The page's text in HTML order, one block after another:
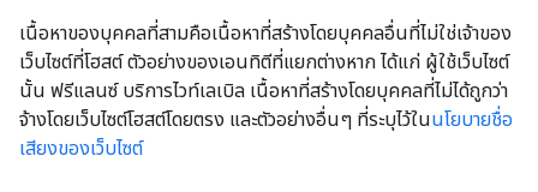
เนื้อหาของบุคคลที่สามคือเนื้อหาที่สร้างโดยบุคคลอื่นที่ไม่ใช่เจ้าของ
เว็บไซต์ที่โฮสต์ ตัวอย่างของเอนทิตีที่แยกต่างหาก ได้แก่ ผู้ใช้เว็บไซต์
นั้น ฟรีแลนซ์ บริการไวท์เลเบิล เนื้อหาที่สร้างโดยบุคคลที่ไม่ได้ถูกว่า
จ้างโดยเว็บไซต์โฮสต์โดยตรง และตัวอย่างอื่นๆ ที่ระบุไว้ในนโยบายชื่อ
เสียงของเว็บไซต์